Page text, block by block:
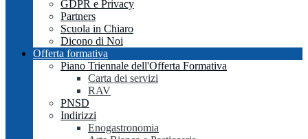
GDPR e Privacy
Partners
Scuola in Chiaro
Dicono di Noi
Offerta formativa
Piano Triennale dell'Offerta Formativa
Carta dei servizi
RAV
PNSD
Indirizzi
Enogastronomia